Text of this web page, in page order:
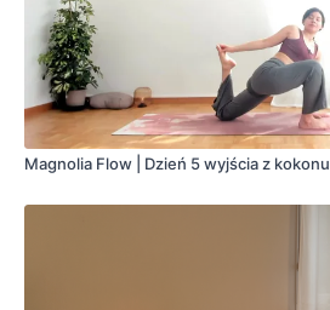
Magnolia Flow | Dzień 5 wyjścia z kokonu